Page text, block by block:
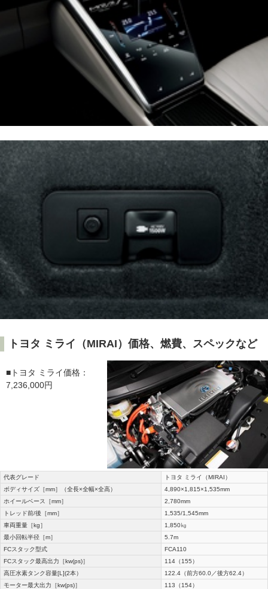
トヨタ ミライ（MIRAI）価格、燃費、スペックなど
■トヨタ ミライ価格：
7,236,000円
代表グレード
トヨタ ミライ（MIRAI）
ボディサイズ［mm］（全長×全幅×全高）
4,890×1,815×1,535mm
ホイールベース［mm］
2,780mm
トレッド前/後［mm］
1,535/1,545mm
車両重量［kg］
1,850㎏
最小回転半径［m］
5.7m
FCスタック型式
FCA110
FCスタック最高出力［kw(ps)］
114（155）
高圧水素タンク容量[L](2本）
122.4（前方60.0／後方62.4）
モーター最大出力［kw(ps)］
113（154）